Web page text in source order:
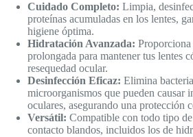
Cuidado Completo: Limpia,
proteínas acumuladas en los lentes,
higiene óptima.
Hidratación Avanzada:
prolongada para mantener tus lentes
resequedad ocular.
Desinfección Eficaz: Elimina
microorganismos que pueden causar
oculares, asegurando una protección
Versátil: Compatible con todo tipo
contacto blandos, incluidos los de